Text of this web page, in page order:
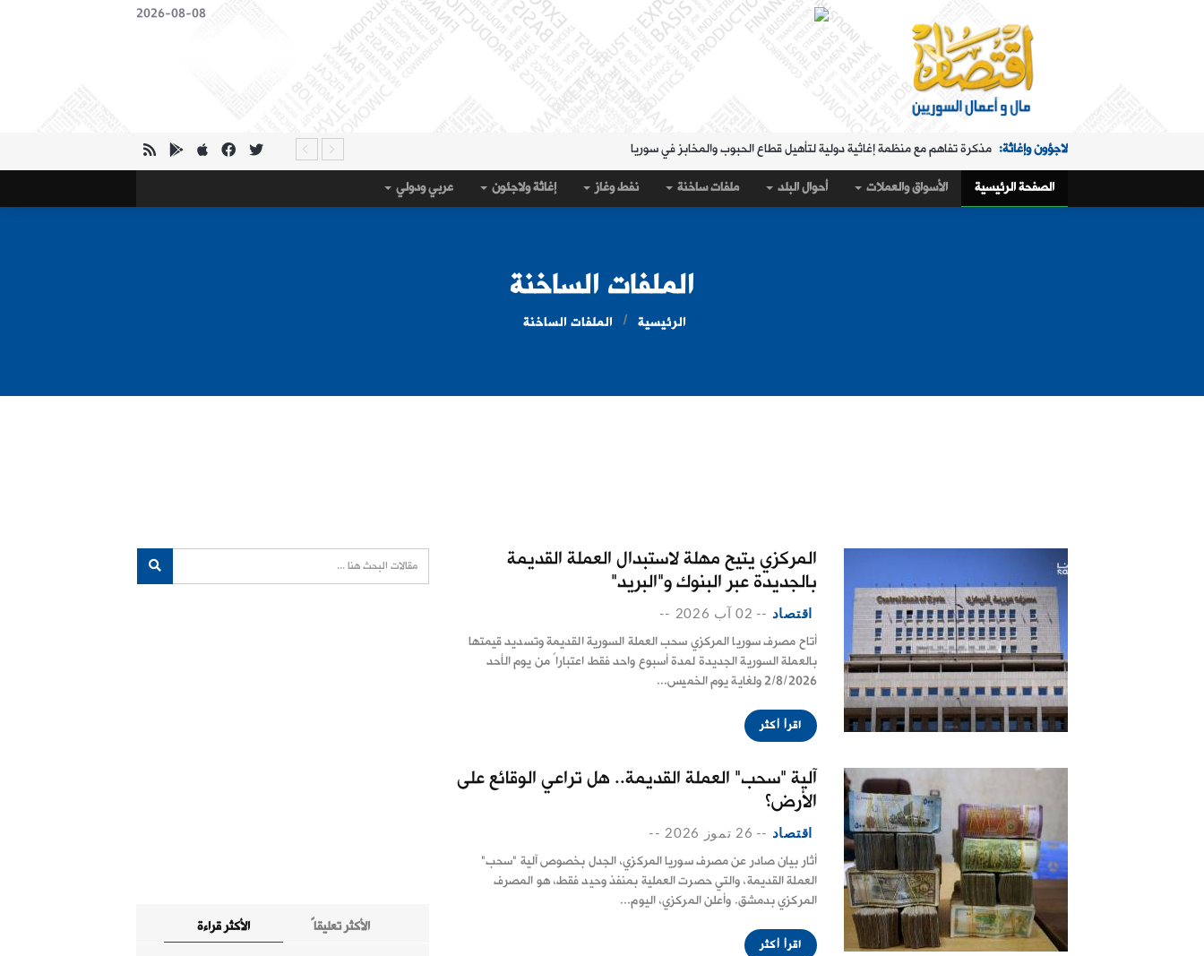
2026-08-08
لاجؤون وإغاثة: مذكرة تفاهم مع منظمة إغاثية دولية لتأهيل قطاع الحبوب والمخابز في سوريا
الملفات الساخنة: "البريد" تقدم خدمة استبدال العملة في "المنطقة الشرقية" حتى 20 آب
حال البلد: مرسوم تكليف رمضان بإدارة هيئة الاستثمار
أسواق و عملات: كيف أغلق سعر صرف الليرة مقابل الدولار، مساء الثلاثاء؟
الصفحة الرئيسية الأسواق والعملات أحوال البلد ملفات ساخنة نفط وغاز إغاثة ولاجئون عربي ودولي
الملفات الساخنة
الرئيسية الملفات الساخنة
المركزي يتيح مهلة لاستبدال العملة القديمة
بالجديدة عبر البنوك و"البريد"
اقتصاد -- 02 آب 2026 --
أتاح مصرف سوريا المركزي سحب العملة السورية القديمة وتسديد قيمتها
بالعملة السورية الجديدة لمدة أسبوع واحد فقط اعتباراً من يوم الأحد
2/8/2026 ولغاية يوم الخميس...
اقرأ أكثر
آلية "سحب" العملة القديمة.. هل تراعي الوقائع على
الأرض؟
اقتصاد -- 26 تموز 2026 --
أثار بيان صادر عن مصرف سوريا المركزي، الجدل بخصوص آلية "سحب"
العملة القديمة، والتي حصرت العملية بمنفذ وحيد فقط، هو المصرف
المركزي بدمشق. وأعلن المركزي، اليوم...
اقرأ أكثر
الأكثر قراءة الأكثر تعليقاً